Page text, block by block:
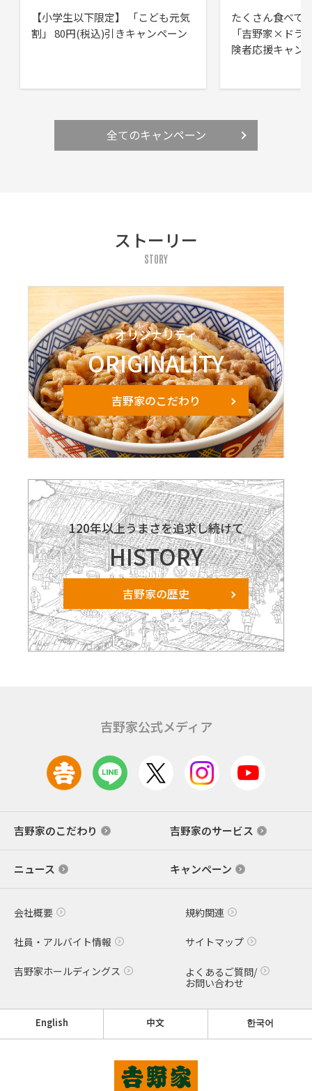
【小学生以下限定】 「こども元気
割」 80円(税込)引きキャンペーン
たくさん食べて
「吉野家×ドラ
険者応援キャン
全てのキャンペーン
ストーリー
STORY
オリジナリティ
ORIGINALITY
吉野家のこだわり
120年以上うまさを追求し続けて
HISTORY
吉野家の歴史
吉野家公式メディア
吉野家のこだわり 吉野家のサービス
ニュース キャンペーン
会社概要 規約関連
社員・アルバイト情報 サイトマップ
吉野家ホールディングス
よくあるご質問/
お問い合わせ
English 中文 한국어